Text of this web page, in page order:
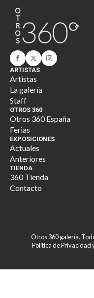
ARTISTAS
Artistas
La galería
Staff
OTROS 360
Otros 360 España
Ferias
EXPOSICIONES
Actuales
Anteriores
TIENDA
360 Tienda
Contacto
Otros 360 galería.
Política de Privacidad